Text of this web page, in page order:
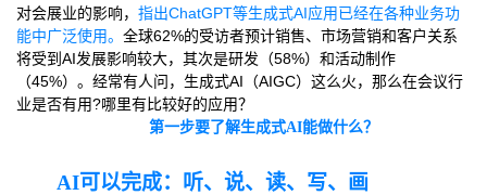
对会展业的影响， 指出ChatGPT等生成式AI应用已经在各种业务功
能中广泛使用。 全球62%的受访者预计销售、市场营销和客户关系
将受到AI发展影响较大，其次是研发（58%）和活动制作
（45%）。经常有人问，生成式AI（AIGC）这么火，那么在会议行
业是否有用?哪里有比较好的应用？
第一步要了解生成式AI能做什么？
AI可以完成：听、说、读、写、画